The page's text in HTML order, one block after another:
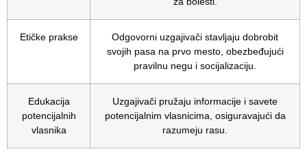
Etičke prakse
Odgovorni uzgajivači stavljaju dobrobit
svojih pasa na prvo mesto, obezbeđujući
pravilnu negu i socijalizaciju.
Edukacija
potencijalnih
vlasnika
Uzgajivači pružaju informacije i savete
potencijalnim vlasnicima, osiguravajući da
razumeju rasu.